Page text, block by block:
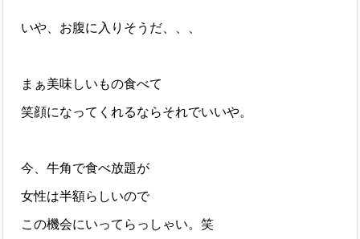
いや、お腹に入りそうだ、、、
まぁ美味しいもの食べて
笑顔になってくれるならそれでいいや。
今、牛角で食べ放題が
女性は半額らしいので
この機会にいってらっしゃい。笑